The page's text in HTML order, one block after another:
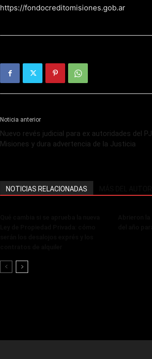
https://fondocreditomisiones.gob.ar
Noticia anterior
Nuevo revés judicial para ex autoridades del PJ
Misiones y dura advertencia de la Justicia
NOTICIAS RELACIONADAS